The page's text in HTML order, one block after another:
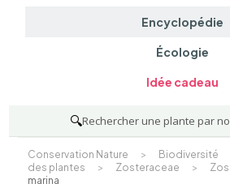
Encyclopédie
Écologie
Idée cadeau
🔍Rechercher une plante par
Conservation Nature > Biodiversité
des plantes
> Zosteraceae >
marina